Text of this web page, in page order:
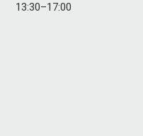
13:30–17:00